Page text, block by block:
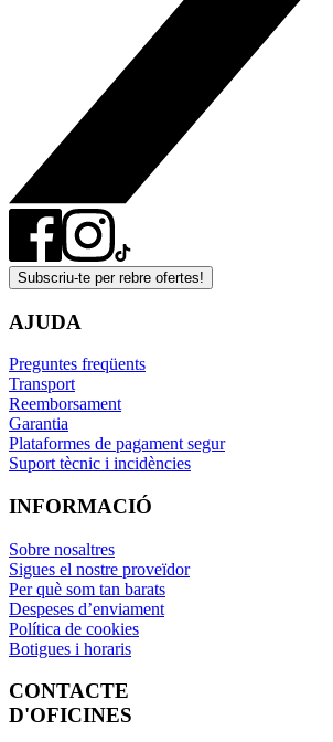
Subscriu-te per rebre ofertes!
AJUDA
Preguntes freqüents
Transport
Reemborsament
Garantia
Plataformes de pagament segur
Suport tècnic i incidències
INFORMACIÓ
Sobre nosaltres
Sigues el nostre proveïdor
Per què som tan barats
Despeses d’enviament
Política de cookies
Botigues i horaris
CONTACTE
D'OFICINES